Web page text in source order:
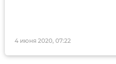
4 июня 2020, 07:22